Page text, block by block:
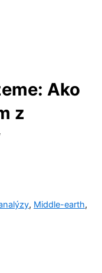
Ako
z
, Middle-earth,